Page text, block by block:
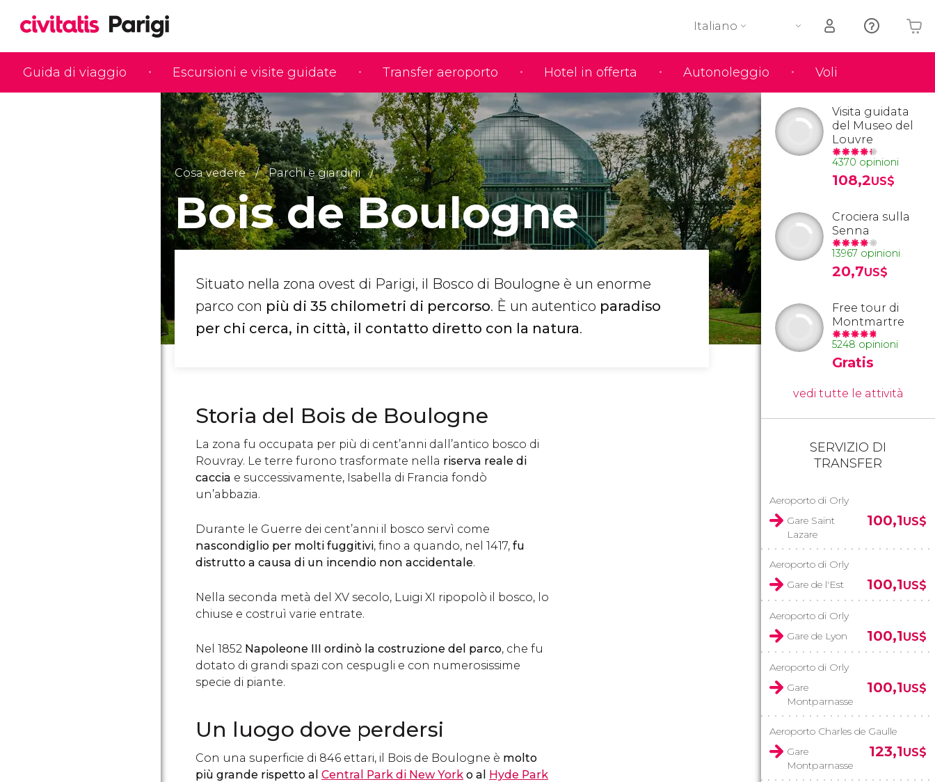
Guida di viaggio Escursioni e visite guidate Transfer aeroporto Hotel in offerta Autonoleggio Voli
Italiano
Il tuo carrello è vuoto
Cosa vedere Parchi e giardini
Bois de Boulogne
Situato nella zona ovest di Parigi, il Bosco di Boulogne è un enorme
parco con più di 35 chilometri di percorso. È un autentico paradiso
per chi cerca, in città, il contatto diretto con la natura.
Storia del Bois de Boulogne
La zona fu occupata per più di cent’anni dall’antico bosco di
Rouvray. Le terre furono trasformate nella riserva reale di
caccia e successivamente, Isabella di Francia fondò
un’abbazia.
Durante le Guerre dei cent’anni il bosco servì come
nascondiglio per molti fuggitivi, fino a quando, nel 1417, fu
distrutto a causa di un incendio non accidentale.
Nella seconda metà del XV secolo, Luigi XI ripopolò il bosco, lo
chiuse e costruì varie entrate.
Nel 1852 Napoleone III ordinò la costruzione del parco, che fu
dotato di grandi spazi con cespugli e con numerosissime
specie di piante.
Un luogo dove perdersi
Con una superficie di 846 ettari, il Bois de Boulogne è molto
più grande rispetto al Central Park di New York o al Hyde Park
Visita guidata
del Museo del
Louvre
4370 opinioni
108,2US$
Crociera sulla
Senna
13967 opinioni
20,7US$
Free tour di
Montmartre
5248 opinioni
Gratis
vedi tutte le attività
SERVIZIO DI
TRANSFER
Aeroporto di Orly
Gare Saint
Lazare
100,1US$
Aeroporto di Orly
Gare de l'Est
100,1US$
Aeroporto di Orly
Gare de Lyon
100,1US$
Aeroporto di Orly
Gare
Montparnasse
100,1US$
Aeroporto Charles de Gaulle
Gare
Montparnasse
123,1US$